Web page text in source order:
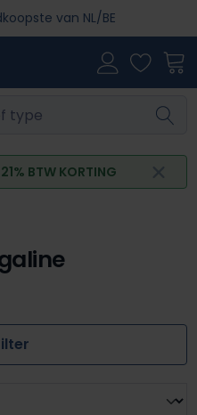
van NL/BE
BTW KORTING